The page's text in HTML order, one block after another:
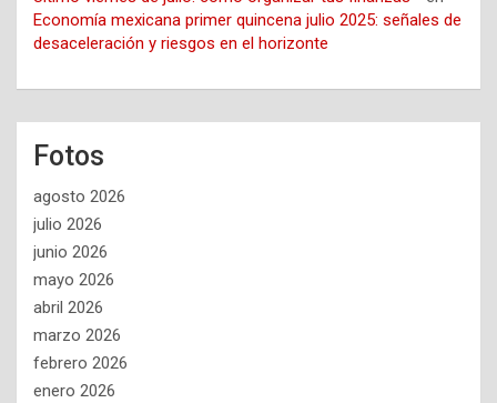
Economía mexicana primer quincena julio 2025: señales de
desaceleración y riesgos en el horizonte
Fotos
agosto 2026
julio 2026
junio 2026
mayo 2026
abril 2026
marzo 2026
febrero 2026
enero 2026